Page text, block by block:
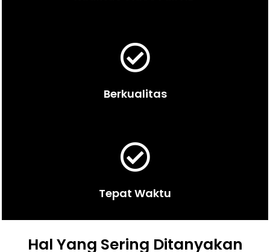
Berkualitas
Tepat Waktu
Hal Yang Sering Ditanyakan